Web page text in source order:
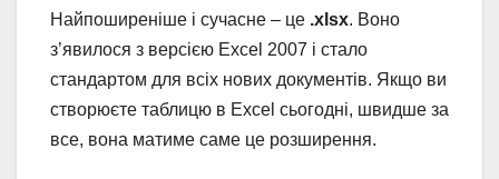
Найпоширеніше і сучасне – це .xlsx. Воно
з’явилося з версією Excel 2007 і стало
стандартом для всіх нових документів. Якщо ви
створюєте таблицю в Excel сьогодні, швидше за
все, вона матиме саме це розширення.